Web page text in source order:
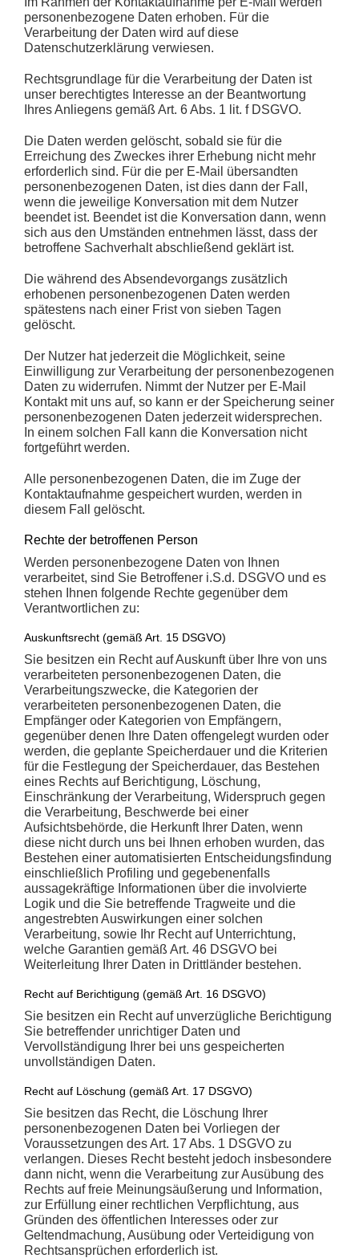
personenbezogene Daten erhoben. Für die
Verarbeitung der Daten wird auf diese
Datenschutzerklärung verwiesen.
Rechtsgrundlage für die Verarbeitung der Daten ist
unser berechtigtes Interesse an der Beantwortung
Ihres Anliegens gemäß Art. 6 Abs. 1 lit. f DSGVO.
Die Daten werden gelöscht, sobald sie für die
Erreichung des Zweckes ihrer Erhebung nicht mehr
erforderlich sind. Für die per E-Mail übersandten
personenbezogenen Daten, ist dies dann der Fall,
wenn die jeweilige Konversation mit dem Nutzer
beendet ist. Beendet ist die Konversation dann, wenn
sich aus den Umständen entnehmen lässt, dass der
betroffene Sachverhalt abschließend geklärt ist.
Die während des Absendevorgangs zusätzlich
erhobenen personenbezogenen Daten werden
spätestens nach einer Frist von sieben Tagen
gelöscht.
Der Nutzer hat jederzeit die Möglichkeit, seine
Einwilligung zur Verarbeitung der personenbezogenen
Daten zu widerrufen. Nimmt der Nutzer per E-Mail
Kontakt mit uns auf, so kann er der Speicherung seiner
personenbezogenen Daten jederzeit widersprechen.
In einem solchen Fall kann die Konversation nicht
fortgeführt werden.
Alle personenbezogenen Daten, die im Zuge der
Kontaktaufnahme gespeichert wurden, werden in
diesem Fall gelöscht.
Rechte der betroffenen Person
Werden personenbezogene Daten von Ihnen
verarbeitet, sind Sie Betroffener i.S.d. DSGVO und es
stehen Ihnen folgende Rechte gegenüber dem
Verantwortlichen zu:
Auskunftsrecht (gemäß Art. 15 DSGVO)
Sie besitzen ein Recht auf Auskunft über Ihre von uns
verarbeiteten personenbezogenen Daten, die
Verarbeitungszwecke, die Kategorien der
verarbeiteten personenbezogenen Daten, die
Empfänger oder Kategorien von Empfängern,
gegenüber denen Ihre Daten offengelegt wurden oder
werden, die geplante Speicherdauer und die Kriterien
für die Festlegung der Speicherdauer, das Bestehen
eines Rechts auf Berichtigung, Löschung,
Einschränkung der Verarbeitung, Widerspruch gegen
die Verarbeitung, Beschwerde bei einer
Aufsichtsbehörde, die Herkunft Ihrer Daten, wenn
diese nicht durch uns bei Ihnen erhoben wurden, das
Bestehen einer automatisierten Entscheidungsfindung
einschließlich Profiling und gegebenenfalls
aussagekräftige Informationen über die involvierte
Logik und die Sie betreffende Tragweite und die
angestrebten Auswirkungen einer solchen
Verarbeitung, sowie Ihr Recht auf Unterrichtung,
welche Garantien gemäß Art. 46 DSGVO bei
Weiterleitung Ihrer Daten in Drittländer bestehen.
Recht auf Berichtigung (gemäß Art. 16 DSGVO)
Sie besitzen ein Recht auf unverzügliche Berichtigung
Sie betreffender unrichtiger Daten und
Vervollständigung Ihrer bei uns gespeicherten
unvollständigen Daten.
Recht auf Löschung (gemäß Art. 17 DSGVO)
Sie besitzen das Recht, die Löschung Ihrer
personenbezogenen Daten bei Vorliegen der
Voraussetzungen des Art. 17 Abs. 1 DSGVO zu
verlangen. Dieses Recht besteht jedoch insbesondere
dann nicht, wenn die Verarbeitung zur Ausübung des
Rechts auf freie Meinungsäußerung und Information,
zur Erfüllung einer rechtlichen Verpflichtung, aus
Gründen des öffentlichen Interesses oder zur
Geltendmachung, Ausübung oder Verteidigung von
Rechtsansprüchen erforderlich ist.